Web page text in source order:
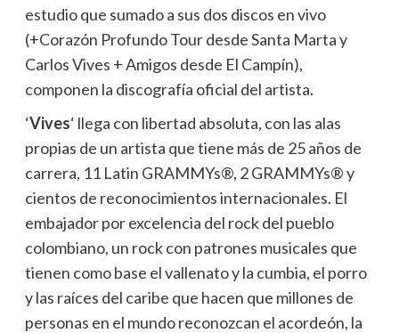
estudio que sumado a sus dos discos en vivo
(+Corazón Profundo Tour desde Santa Marta y
Carlos Vives + Amigos desde El Campín),
componen la discografía oficial del artista.
‘Vives‘ llega con libertad absoluta, con las alas
propias de un artista que tiene más de 25 años de
carrera, 11 Latin GRAMMYs®, 2 GRAMMYs® y
cientos de reconocimientos internacionales. El
embajador por excelencia del rock del pueblo
colombiano, un rock con patrones musicales que
tienen como base el vallenato y la cumbia, el porro
y las raíces del caribe que hacen que millones de
personas en el mundo reconozcan el acordeón, la